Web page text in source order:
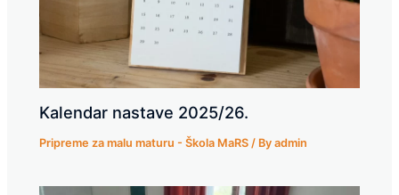
Kalendar nastave 2025/26.
Pripreme za malu maturu - Škola MaRS / Byadmin